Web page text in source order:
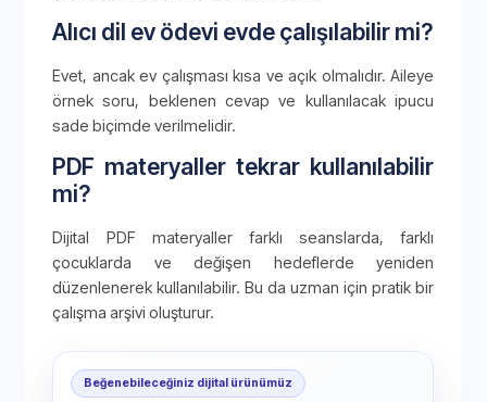
Alıcı dil ev ödevi evde çalışılabilir mi?
Evet, ancak ev çalışması kısa ve açık olmalıdır. Aileye
örnek soru, beklenen cevap ve kullanılacak ipucu
sade biçimde verilmelidir.
PDF materyaller tekrar kullanılabilir
mi?
Dijital PDF materyaller farklı seanslarda, farklı
çocuklarda ve değişen hedeflerde yeniden
düzenlenerek kullanılabilir. Bu da uzman için pratik bir
çalışma arşivi oluşturur.
Beğenebileceğiniz dijital ürünümüz